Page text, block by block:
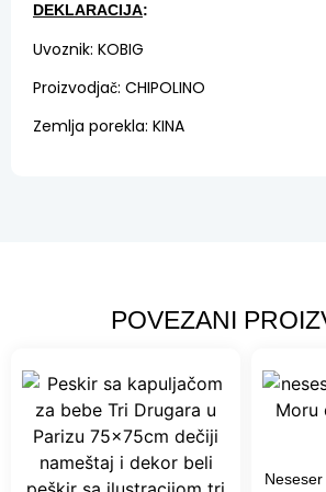
DEKLARACIJA:
Uvoznik: KOBIG
Proizvodjač: CHIPOLINO
Zemlja porekla: KINA
POVEZANI